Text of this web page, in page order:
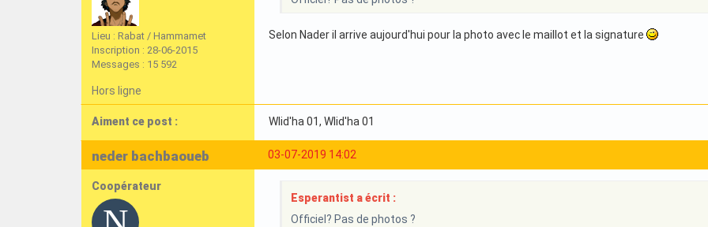
Lieu : Rabat / Hammamet
Inscription : 28-06-2015
Messages : 15 592
Selon Nader il arrive aujourd'hui pour la photo avec le maillot et la signature
Hors ligne
Aiment ce post : Wlid'ha 01, Wlid'ha 01
03-07-2019 14:02
neder bachbaoueb
Coopérateur
Esperantist a écrit :
Officiel? Pas de photos ?